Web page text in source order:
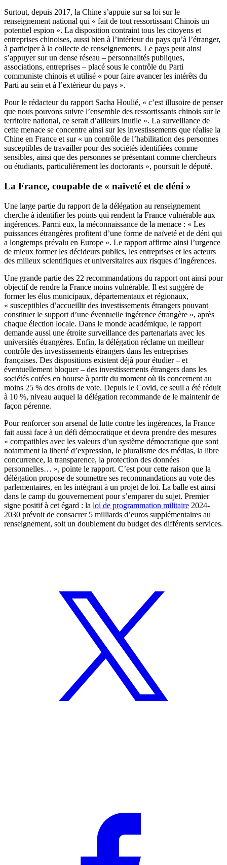
Surtout, depuis 2017, la Chine s’appuie sur sa loi sur le
renseignement national qui « fait de tout ressortissant Chinois un
potentiel espion ». La disposition contraint tous les citoyens et
entreprises chinoises, aussi bien à l’intérieur du pays qu’à l’étranger,
à participer à la collecte de renseignements. Le pays peut ainsi
s’appuyer sur un dense réseau – personnalités publiques,
associations, entreprises – placé sous le contrôle du Parti
communiste chinois et utilisé « pour faire avancer les intérêts du
Parti au sein et à l’extérieur du pays ».
Pour le rédacteur du rapport Sacha Houlié, « c’est illusoire de penser
que nous pouvons suivre l’ensemble des ressortissants chinois sur le
territoire national, ce serait d’ailleurs inutile ». La surveillance de
cette menace se concentre ainsi sur les investissements que réalise la
Chine en France et sur « un contrôle de l’habilitation des personnes
susceptibles de travailler pour des sociétés identifiées comme
sensibles, ainsi que des personnes se présentant comme chercheurs
ou étudiants, particulièrement les doctorants », poursuit le député.
La France, coupable de « naïveté et de déni »
Une large partie du rapport de la délégation au renseignement
cherche à identifier les points qui rendent la France vulnérable aux
ingérences. Parmi eux, la méconnaissance de la menace : « Les
puissances étrangères profitent d’une forme de naïveté et de déni qui
a longtemps prévalu en Europe ». Le rapport affirme ainsi l’urgence
de mieux former les décideurs publics, les entreprises et les acteurs
des milieux scientifiques et universitaires aux risques d’ingérences.
Une grande partie des 22 recommandations du rapport ont ainsi pour
objectif de rendre la France moins vulnérable. Il est suggéré de
former les élus municipaux, départementaux et régionaux,
« susceptibles d’accueillir des investissements étrangers pouvant
constituer le support d’une éventuelle ingérence étrangère », après
chaque élection locale. Dans le monde académique, le rapport
demande aussi une étroite surveillance des partenariats avec les
universités étrangères. Enfin, la délégation réclame un meilleur
contrôle des investissements étrangers dans les entreprises
françaises. Des dispositions existent déjà pour étudier – et
éventuellement bloquer – des investissements étrangers dans les
sociétés cotées en bourse à partir du moment où ils concernent au
moins 25 % des droits de vote. Depuis le Covid, ce seuil a été réduit
à 10 %, niveau auquel la délégation recommande de le maintenir de
façon pérenne.
Pour renforcer son arsenal de lutte contre les ingérences, la France
fait aussi face à un défi démocratique et devra prendre des mesures
« compatibles avec les valeurs d’un système démocratique que sont
notamment la liberté d’expression, le pluralisme des médias, la libre
concurrence, la transparence, la protection des données
personnelles… », pointe le rapport. C’est pour cette raison que la
délégation propose de soumettre ses recommandations au vote des
parlementaires, en les intégrant à un projet de loi. La balle est ainsi
dans le camp du gouvernement pour s’emparer du sujet. Premier
signe positif à cet égard : la loi de programmation militaire 2024-
2030 prévoit de consacrer 5 milliards d’euros supplémentaires au
renseignement, soit un doublement du budget des différents services.